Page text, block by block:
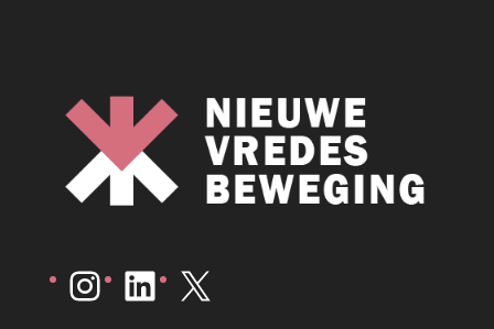
Instagram
LinkedIn
X